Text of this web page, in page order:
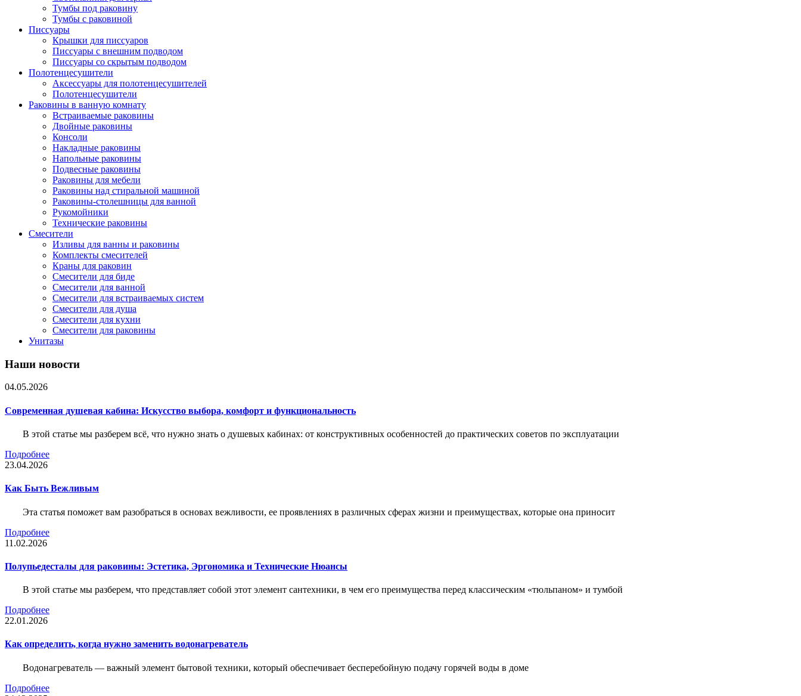
Тумбы под раковину
Тумбы с раковиной
Писсуары
Крышки для писсуаров
Писсуары с внешним подводом
Писсуары со скрытым подводом
Полотенцесушители
Аксессуары для полотенцесушителей
Полотенцесушители
Раковины в ванную комнату
Встраиваемые раковины
Двойные раковины
Консоли
Накладные раковины
Напольные раковины
Подвесные раковины
Раковины для мебели
Раковины над стиральной машиной
Раковины-столешницы для ванной
Рукомойники
Технические раковины
Смесители
Изливы для ванны и раковины
Комплекты смесителей
Краны для раковин
Смесители для биде
Смесители для ванной
Смесители для встраиваемых систем
Смесители для душа
Смесители для кухни
Смесители для раковины
Унитазы
Наши новости
04.05.2026
Современная душевая кабина: Искусство выбора, комфорт и функциональность
В этой статье мы разберем всё, что нужно знать о душевых кабинах: от конструктивных особенностей до практических советов по эксплуатации
Подробнее
23.04.2026
Как Быть Вежливым
Эта статья поможет вам разобраться в основах вежливости, ее проявлениях в различных сферах жизни и преимуществах, которые она приносит
Подробнее
11.02.2026
Полупьедесталы для раковины: Эстетика, Эргономика и Технические Нюансы
В этой статье мы разберем, что представляет собой этот элемент сантехники, в чем его преимущества перед классическим «тюльпаном» и тумбой
Подробнее
22.01.2026
Как определить, когда нужно заменить водонагреватель
Водонагреватель — важный элемент бытовой техники, который обеспечивает бесперебойную подачу горячей воды в доме
Подробнее